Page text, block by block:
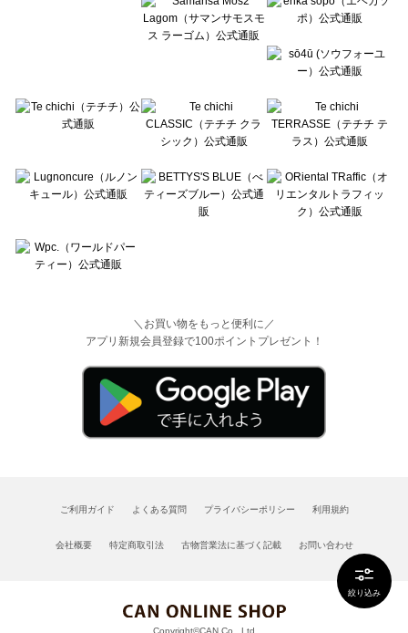
絞り込み
＼お買い物をもっと便利に／
アプリ新規会員登録で100ポイントプレゼント！
ご利用ガイド よくある質問 プライバシーポリシー 利用規約
会社概要 特定商取引法 古物営業法に基づく記載 お問い合わせ
Copyright©CAN Co., Ltd